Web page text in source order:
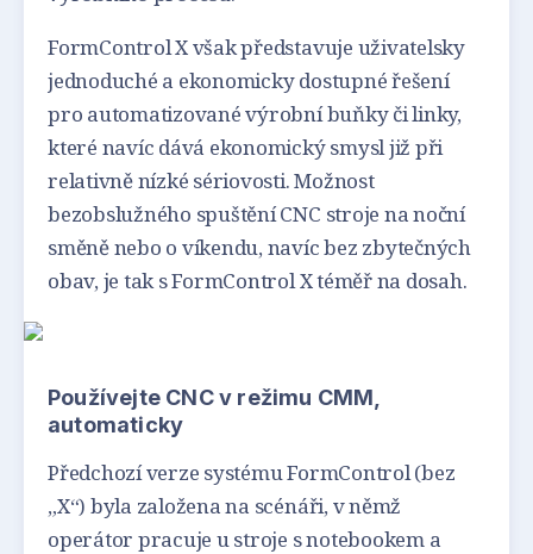
FormControl X však představuje uživatelsky
jednoduché a ekonomicky dostupné řešení
pro automatizované výrobní buňky či linky,
které navíc dává ekonomický smysl již při
relativně nízké sériovosti. Možnost
bezobslužného spuštění CNC stroje na noční
směně nebo o víkendu, navíc bez zbytečných
obav, je tak s FormControl X téměř na dosah.
Používejte CNC v režimu CMM,
automaticky
Předchozí verze systému FormControl (bez
„X“) byla založena na scénáři, v němž
operátor pracuje u stroje s notebookem a